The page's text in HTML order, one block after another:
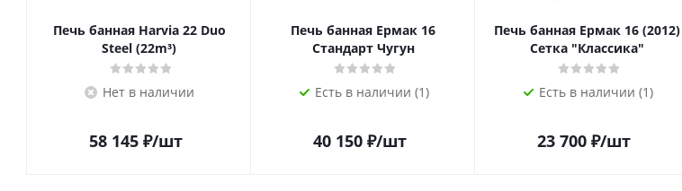
Печь банная Harvia 22 Duo
Steel (22m³)
Нет в наличии
58 145 ₽/шт
Печь банная Ермак 16
Стандарт Чугун
Есть в наличии (1)
40 150 ₽/шт
Печь банная Ермак 16 (2012)
Сетка "Классика"
Есть в наличии (1)
23 700 ₽/шт